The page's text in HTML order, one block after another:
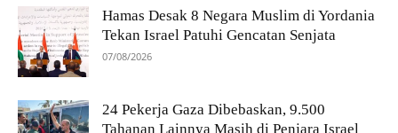
Hamas Desak 8 Negara Muslim di Yordania
Tekan Israel Patuhi Gencatan Senjata
07/08/2026
24 Pekerja Gaza Dibebaskan, 9.500
Tahanan Lainnya Masih di Penjara Israel